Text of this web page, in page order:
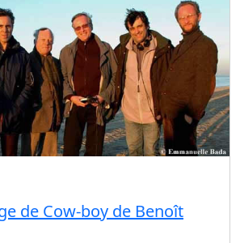
de Cow-boy de Benoît